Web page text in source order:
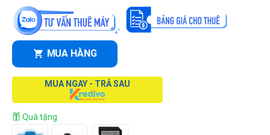
MUA HÀNG
MUA NGAY - TRẢ SAU
Quà tặng